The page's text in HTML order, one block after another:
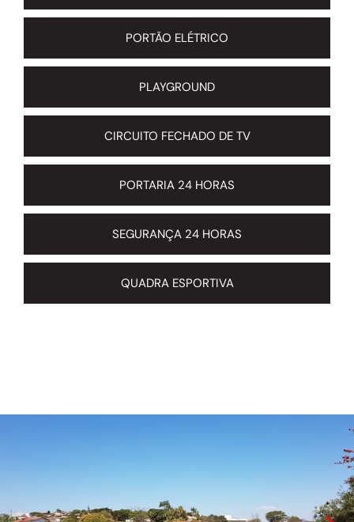
PORTÃO ELÉTRICO
PLAYGROUND
CIRCUITO FECHADO DE TV
PORTARIA 24 HORAS
SEGURANÇA 24 HORAS
QUADRA ESPORTIVA